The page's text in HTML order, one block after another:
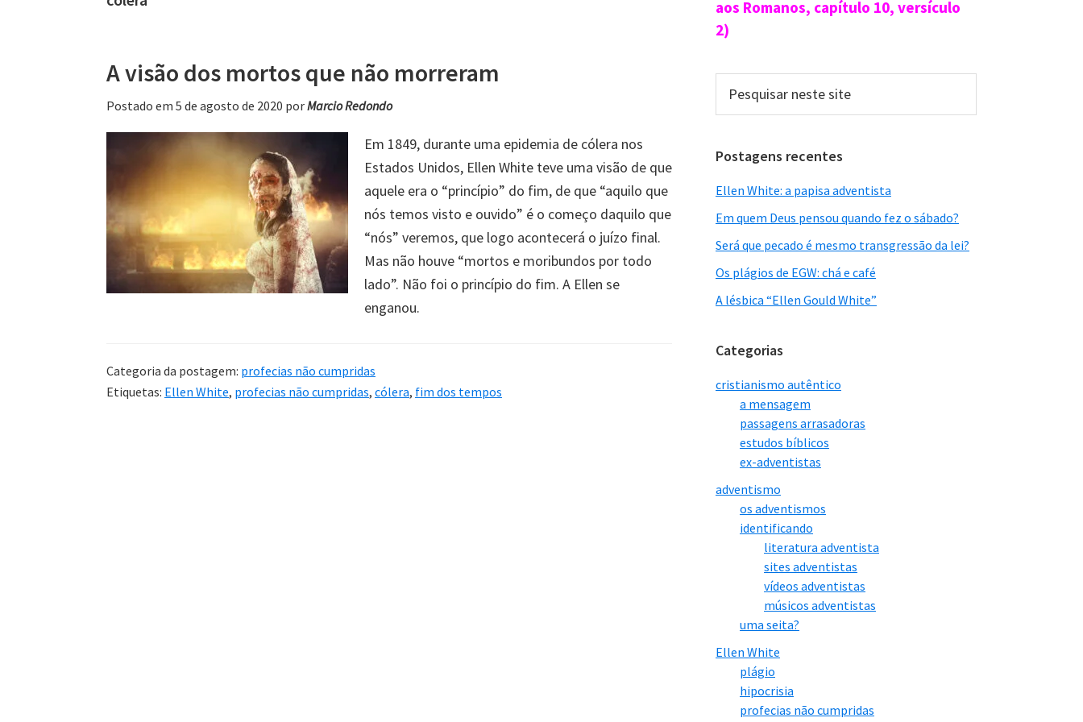
A visão dos mortos que não morreram
Postado em 5 de agosto de 2020 porMarcio Redondo
Em 1849, durante uma epidemia de cólera nos
Estados Unidos, Ellen White teve uma visão de que
aquele era o “princípio” do fim, de que “aquilo que
nós temos visto e ouvido” é o começo daquilo que
“nós” veremos, que logo acontecerá o juízo final.
Mas não houve “mortos e moribundos por todo
lado”. Não foi o princípio do fim. A Ellen se
enganou.
Categoria da postagem: profecias não cumpridas
Etiquetas: Ellen White, profecias não cumpridas, cólera, fim dos tempos
aos Romanos, capítulo 10, versículo
2)
neste
site
Postagens recentes
Ellen White: a papisa adventista
Em quem Deus pensou quando fez o sábado?
Será que pecado é mesmo transgressão da lei?
Os plágios de EGW: chá e café
A lésbica “Ellen Gould White”
Categorias
cristianismo autêntico
a mensagem
passagens arrasadoras
estudos bíblicos
ex-adventistas
adventismo
os adventismos
identificando
literatura adventista
sites adventistas
vídeos adventistas
músicos adventistas
uma seita?
Ellen White
plágio
hipocrisia
profecias não cumpridas